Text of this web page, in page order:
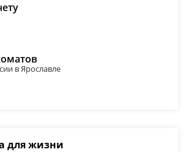
в Ярославле
для жизни